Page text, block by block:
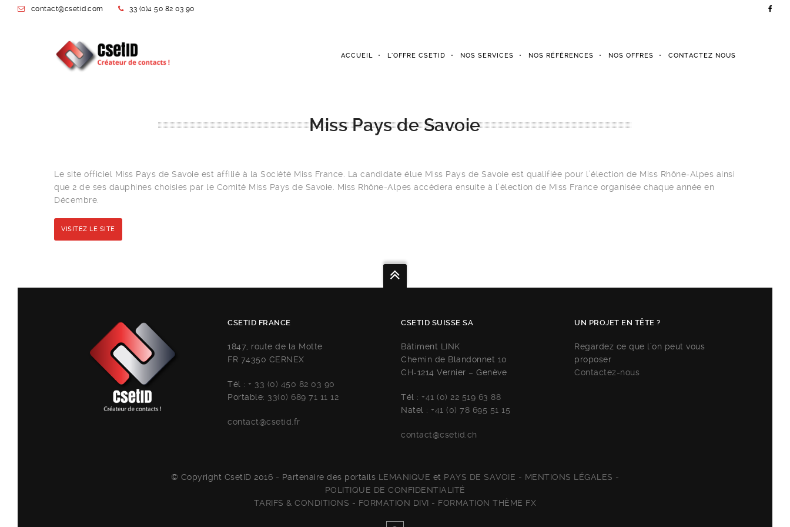
contact@csetid.com 33 (0)4 50 82 03 90
ACCUEIL L’OFFRE CSETID NOS SERVICES NOS RÉFÉRENCES NOS OFFRES CONTACTEZ NOUS
Miss Pays de Savoie
Le site officiel Miss Pays de Savoie est affilié à la Société Miss France. La candidate élue Miss Pays de Savoie est qualifiée pour l’élection de Miss Rhône-Alpes ainsi
que 2 de ses dauphines choisies par le Comité Miss Pays de Savoie. Miss Rhône-Alpes accédera ensuite à l’élection de Miss France organisée chaque année en
Décembre.
VISITEZ LE SITE
CSETID FRANCE
1847, route de la Motte
FR 74350 CERNEX
Tél : + 33 (0) 450 82 03 90
Portable: 33(0) 689 71 11 12
contact@csetid.fr
CSETID SUISSE SA
Bâtiment LINK
Chemin de Blandonnet 10
CH-1214 Vernier – Genève
Tél : +41 (0) 22 519 63 88
Natel : +41 (0) 78 695 51 15
contact@csetid.ch
UN PROJET EN TÊTE ?
Regardez ce que l’on peut vous
proposer
Contactez-nous
© Copyright CsetID 2016 - Partenaire des portails LEMANIQUE et PAYS DE SAVOIE - MENTIONS LÉGALES -
POLITIQUE DE CONFIDENTIALITÉ
TARIFS & CONDITIONS - FORMATION DIVI - FORMATION THÈME FX